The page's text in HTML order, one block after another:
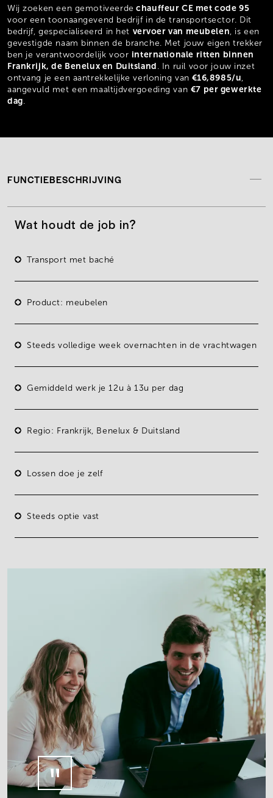
Wij zoeken een gemotiveerde chauffeur CE met code 95
voor een toonaangevend bedrijf in de transportsector. Dit
bedrijf, gespecialiseerd in het vervoer van meubelen , is een
gevestigde naam binnen de branche. Met jouw eigen trekker
ben je verantwoordelijk voor internationale ritten binnen
Frankrijk, de Benelux en Duitsland
. In ruil voor jouw inzet
ontvang je een aantrekkelijke verloning van €16,8985/u
aangevuld met een maaltijdvergoeding van €7 per gewerkte
dag
FUNCTIEBESCHRIJVING
Wat houdt de job in?
Transport met baché
Product: meubelen
Steeds volledige week overnachten in de vrachtwagen
Gemiddeld werk je 12u à 13u per dag
Regio: Frankrijk, Benelux & Duitsland
Lossen doe je zelf
Steeds optie vast